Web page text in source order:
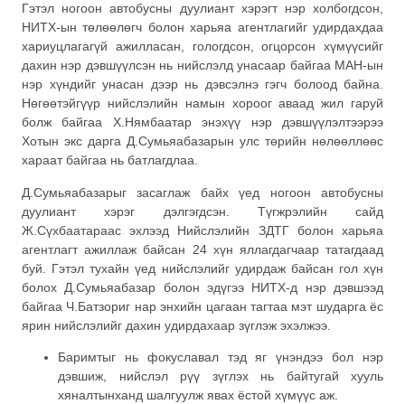
Гэтэл ногоон автобусны дуулиант хэрэгт нэр холбогдсон,
НИТХ-ын төлөөлөгч болон харьяа агентлагийг удирдахдаа
хариуцлагагүй ажилласан, гологдсон, огцорсон хүмүүсийг
дахин нэр дэвшүүлсэн нь нийслэлд унасаар байгаа МАН-ын
нэр хүндийг унасан дээр нь дэвсэлнэ гэгч болоод байна.
Нөгөөтэйгүүр нийслэлийн намын хороог аваад жил гаруй
болж байгаа Х.Нямбаатар энэхүү нэр дэвшүүлэлтээрээ
Хотын экс дарга Д.Сумьяабазарын улс төрийн нөлөөллөөс
хараат байгаа нь батлагдлаа.
Д.Сумьяабазарыг засаглаж байх үед ногоон автобусны
дуулиант хэрэг дэлгэгдсэн. Түгжрэлийн сайд
Ж.Сүхбаатараас эхлээд Нийслэлийн ЗДТГ болон харьяа
агентлагт ажиллаж байсан 24 хүн яллагдагчаар татагдаад
буй. Гэтэл тухайн үед нийслэлийг удирдаж байсан гол хүн
болох Д.Сумьяабазар болон эдүгээ НИТХ-д нэр дэвшээд
байгаа Ч.Батзориг нар энхийн цагаан тагтаа мэт шударга ёс
ярин нийслэлийг дахин удирдахаар зүглэж эхэлжээ.
Баримтыг нь фокуславал тэд яг үнэндээ бол нэр
дэвшиж, нийслэл рүү зүглэх нь байтугай хууль
хяналтынханд шалгуулж явах ёстой хүмүүс аж.